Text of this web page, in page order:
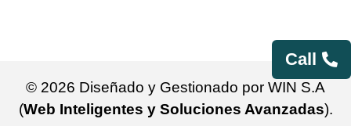
© 2026 Diseñado y Gestionado por WIN S.A
(Web Inteligentes y Soluciones Avanzadas).
Call